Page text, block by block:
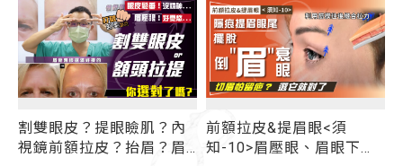
割雙眼皮？提眼瞼肌？內
視鏡前額拉皮？抬眉？眉
前額拉皮&提眉眼<須
知-10>眉壓眼、眉眼下垂